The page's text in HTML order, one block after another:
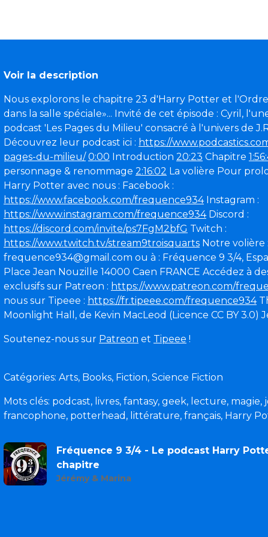
Voir la description
Nous explorons le chapitre 23 d'Harry Potter et l'Ordre
dans la salle spéciale»... Invité de cet épisode : Cyril,
podcast 'Les Pages du Milieu' consacré à l'univers de
Découvrez leur podcast ici : https://
pages-du-milieu/ 0:00 Introduction 20:23 Chapitre
personnage & renommage 2:16:02 La volière Pour
Harry Potter avec nous : Facebook :
https://www.facebook.com/frequence934Instagram :
https://www.instagram.com/frequence934Discord :
https://discord.com/invite/ps7FgM2bfG Twitch :
https://www.twitch.tv/stream9troisquarts Notre volière :
frequence934@gmail.com ou à : Fréquence 9 3/4,
Place Jean Nouzille 14000 Caen FRANCE Accédez à
exclusifs sur Patreon : https://www.patreon.com/
nous sur Tipeee : https://fr.tipeee.com/frequence934
Moonlight Hall, de Kevin MacLeod (Licence CC BY 3.0)
Soutenez-nous sur Patreon et Tipeee !
Catégories: Arts, Books, Fiction, Science Fiction
Mots clés: podcast, livres, fantasy, geek, lecture, magie,
francophone, potterhead, littérature, français, Harry
Fréquence 9 3/4 - Le podcast Harry
chapitre
Jérémy & Marina